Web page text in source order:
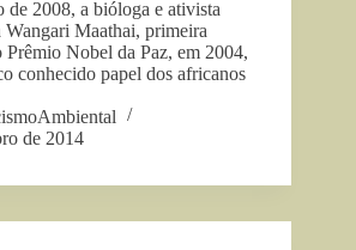
de 2008, a bióloga e ativista
Wangari Maathai, primeira
Prêmio Nobel da Paz, em 2004,
conhecido papel dos africanos
de 2014